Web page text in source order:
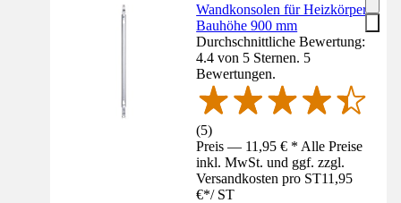
Wandkonsolen für Heizkörper
Bauhöhe 900 mm
Durchschnittliche Bewertung:
4.4 von 5 Sternen. 5
Bewertungen.
(5)
Preis — 11,95 € * Alle Preise
inkl. MwSt. und ggf. zzgl.
Versandkosten pro ST11,95
€*/ ST